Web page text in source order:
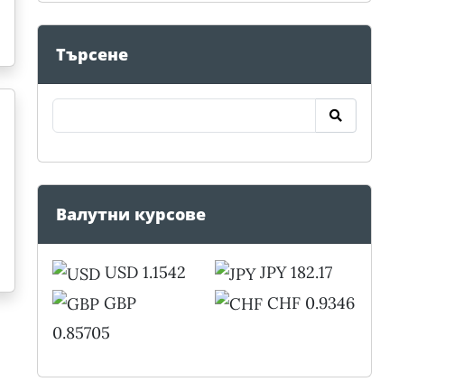
Търсене
Валутни курсове
USD 1.1542
GBP
0.85705
JPY 182.17
CHF 0.9346